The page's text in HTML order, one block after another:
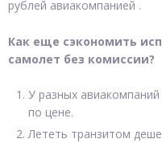
рублей авиакомпанией .
Как еще сэкономить
самолет без комиссии?
У разных авиакомпаний
по цене.
Лететь транзитом